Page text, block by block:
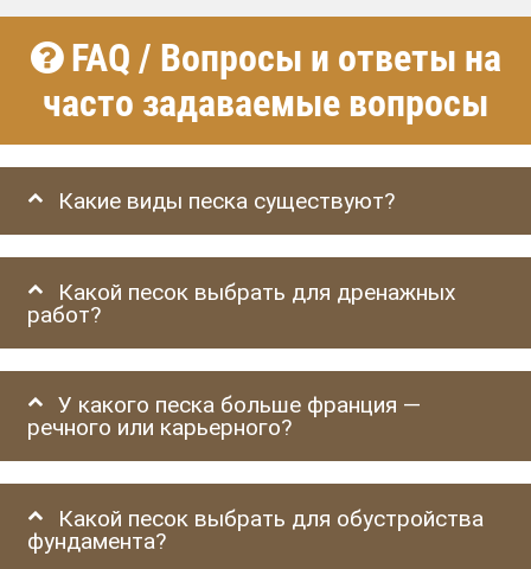
FAQ / Вопросы и ответы на
часто задаваемые вопросы
Какие виды песка существуют?
Какой песок выбрать для дренажных
работ?
У какого песка больше франция —
речного или карьерного?
Какой песок выбрать для обустройства
фундамента?